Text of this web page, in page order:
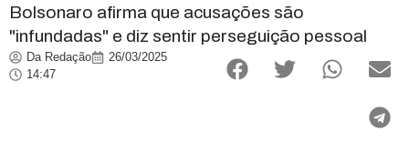
Bolsonaro afirma que acusações são
"infundadas" e diz sentir perseguição pessoal
Da Redação
26/03/2025
14:47